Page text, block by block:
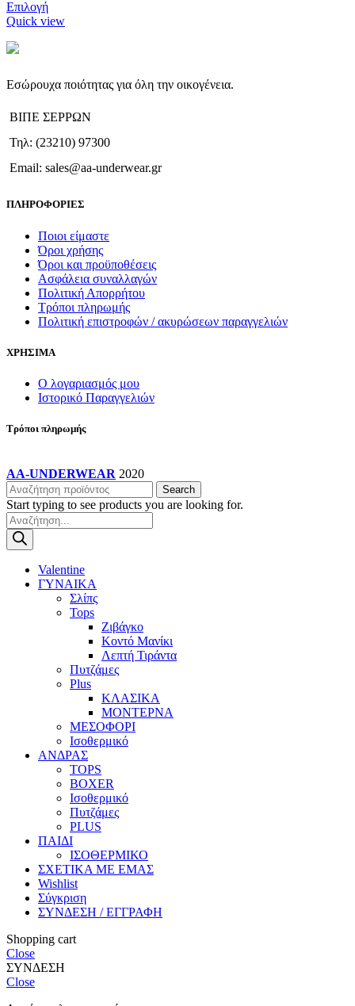
ΕπιλογήΑυτό
το
παραλλαγές.
Οι
μπορούν
επιλεγούν
στη
σελίδα
προϊόντος
Quick view
Εσώρουχα ποιότητας για όλη την οικογένεια.
ΒΙΠΕ ΣΕΡΡΩΝ
Τηλ: (23210) 97300
Email: sales@aa-underwear.gr
ΠΛΗΡΟΦΟΡΙΕΣ
Ποιοι είμαστε
Όροι χρήσης
Όροι και προϋποθέσεις
Ασφάλεια συναλλαγών
Πολιτική Απορρήτου
Τρόποι πληρωμής
Πολιτική επιστροφών / ακυρώσεων παραγγελιών
ΧΡΗΣΙΜΑ
Ο λογαριασμός μου
Ιστορικό Παραγγελιών
Τρόποι πληρωμής
AA-UNDERWEAR 2020
Search
Start typing to see products you are looking for.
Products
search
Valentine
ΓΥΝΑΙΚΑ
Σλίπς
Tops
Ζιβάγκο
Κοντό Μανίκι
Λεπτή Τιράντα
Πυτζάμες
Plus
ΚΛΑΣΙΚΑ
ΜΟΝΤΕΡΝΑ
ΜΕΣΟΦΟΡΙ
Ισοθερμικό
ΑΝΔΡΑΣ
TOPS
BOXER
Ισοθερμικό
Πυτζάμες
PLUS
ΠΑΙΔΙ
ΙΣΟΘΕΡΜΙΚΟ
ΣΧΕΤΙΚΑ ΜΕ ΕΜΑΣ
Wishlist
Σύγκριση
ΣΥΝΔΕΣΗ / ΕΓΓΡΑΦΗ
Shopping cart
Close
ΣΥΝΔΕΣΗ
Close